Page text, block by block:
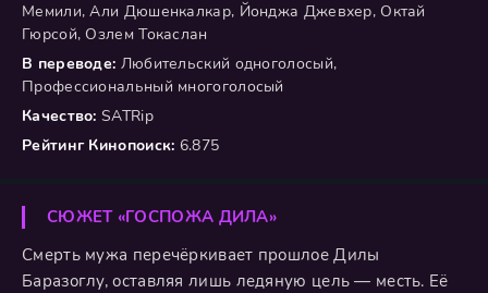
Мемили, Али Дюшенкалкар, Йонджа Джевхер, Октай
Гюрсой, Озлем Токаслан
В переводе: Любительский одноголосый,
Профессиональный многоголосый
Качество: SATRip
Рейтинг Кинопоиск: 6.875
СЮЖЕТ «ГОСПОЖА ДИЛА»
Смерть мужа перечёркивает прошлое Дилы
Баразоглу, оставляя лишь ледяную цель — месть. Её